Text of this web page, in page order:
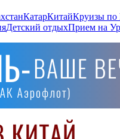
КатарКитайКруизы по
Детский отдыхПрием на